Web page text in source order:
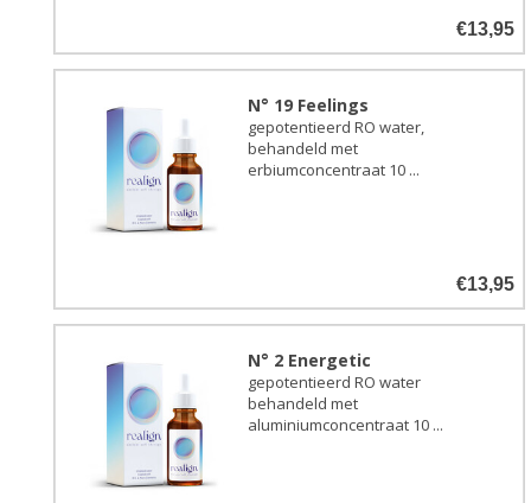
€13,95
N° 19 Feelings
gepotentieerd RO water,
behandeld met
erbiumconcentraat 10 ...
€13,95
N° 2 Energetic
gepotentieerd RO water
behandeld met
aluminiumconcentraat 10 ...